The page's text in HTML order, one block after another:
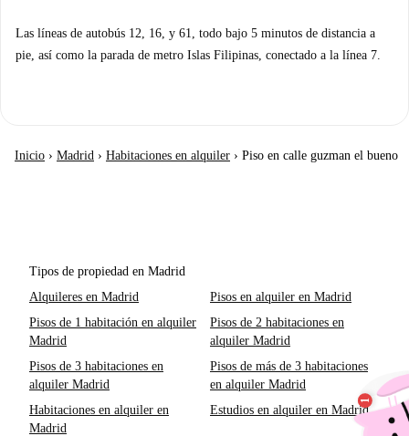
Las líneas de autobús 12, 16, y 61, todo bajo 5 minutos de distancia a
pie, así como la parada de metro Islas Filipinas, conectado a la línea 7.
Inicio › Madrid › Habitaciones en alquiler › Piso en calle guzman el bueno
Tipos de propiedad en Madrid
Alquileres en Madrid
Pisos en alquiler en Madrid
Pisos de 1 habitación en alquiler
Madrid
Pisos de 2 habitaciones en
alquiler Madrid
Pisos de 3 habitaciones en
alquiler Madrid
Pisos de más de 3 habitaciones
en alquiler Madrid
Habitaciones en alquiler en
Madrid
Estudios en alquiler en Madrid